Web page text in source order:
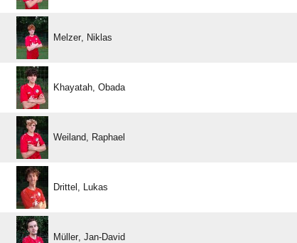
 
 
 
 
 